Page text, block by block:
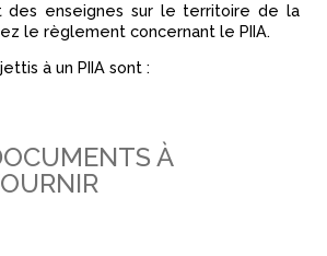
des enseignes sur le territoire de la
le règlement concernant le PIIA.
à un PIIA sont :
À